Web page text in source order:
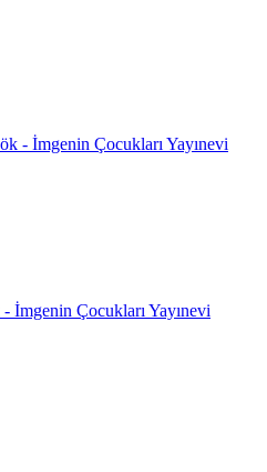
İmgenin Çocukları Yayınevi